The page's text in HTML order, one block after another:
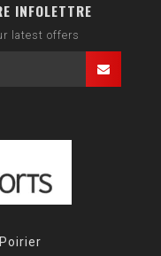
INFOLETTRE
latest offers